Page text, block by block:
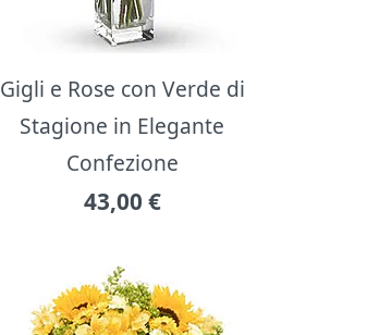
Gigli e Rose con Verde di
Stagione in Elegante
Confezione
43,00 €